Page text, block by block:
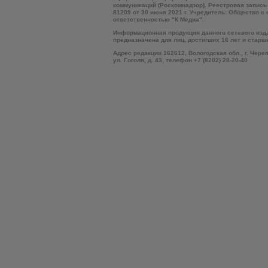
коммуникаций (Роскомнадзор). Реестровая
81209 от 30 июня 2021 г. Учредитель: Общество с
ответственностью "К Медиа".
Информационная продукция данного сетевого
предназначена для лиц, достигших 16 лет и
Адрес редакции 162612, Вологодская обл., г.
ул. Гоголя, д. 43, телефон +7 (8202) 28-20-40